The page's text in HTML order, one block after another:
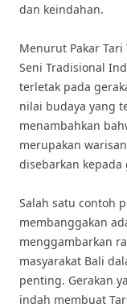
dan keindahan.
Menurut Pakar Tari
Seni Tradisional
terletak pada
nilai budaya yang
menambahkan
merupakan
disebarkan
Salah satu contoh
membanggakan
menggambarkan
masyarakat Bali
penting. Gerakan
indah membuat